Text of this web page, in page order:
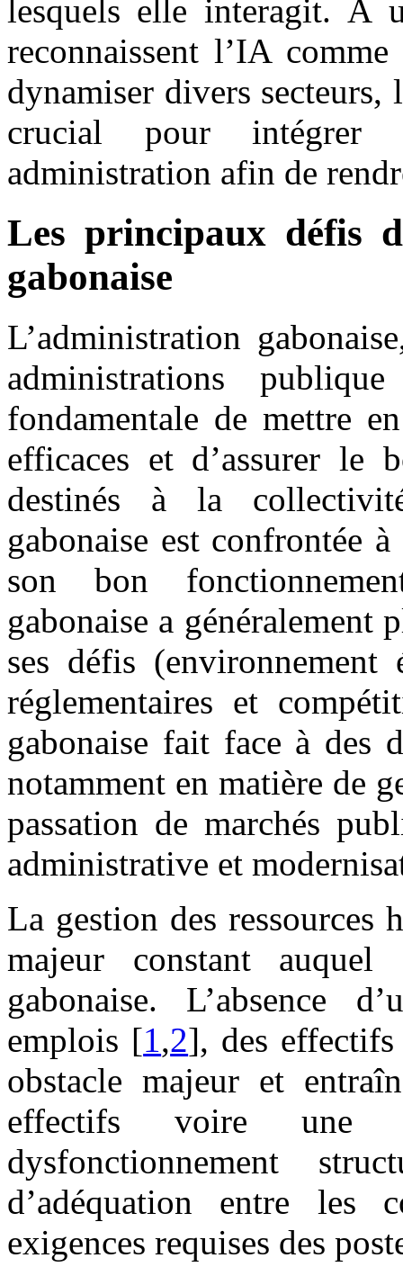
lesquels elle interagit. À
reconnaissent l’IA
dynamiser divers
crucial pour intégrer
administration afin de
Les principaux défis
gabonaise
L’administration
administrations
fondamentale de mettre
efficaces et d’assurer le
destinés à la
gabonaise est confrontée
son bon
gabonaise a généralement
ses défis (environnement
réglementaires et
gabonaise fait face à des
notamment en matière de
passation de marchés
administrative et
La gestion des ressources
majeur constant auquel
gabonaise. L’absence
emplois [1,2], des effectifs
obstacle majeur et
effectifs voire une
dysfonctionnement
d’adéquation entre les
exigences requises des